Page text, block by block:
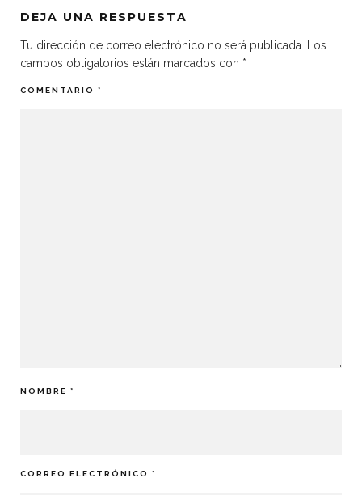
DEJA UNA RESPUESTA
Tu dirección de correo electrónico no será publicada. Los
campos obligatorios están marcados con *
COMENTARIO *
NOMBRE *
CORREO ELECTRÓNICO *